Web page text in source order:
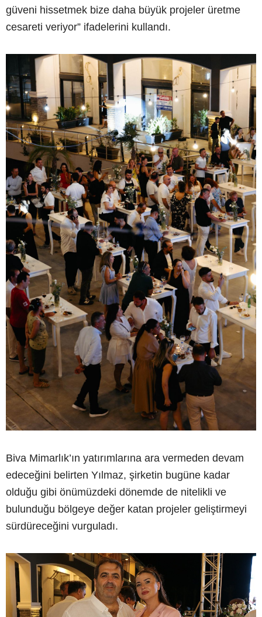
güveni hissetmek bize daha büyük projeler üretme
cesareti veriyor” ifadelerini kullandı.
Biva Mimarlık’ın yatırımlarına ara vermeden devam
edeceğini belirten Yılmaz, şirketin bugüne kadar
olduğu gibi önümüzdeki dönemde de nitelikli ve
bulunduğu bölgeye değer katan projeler geliştirmeyi
sürdüreceğini vurguladı.